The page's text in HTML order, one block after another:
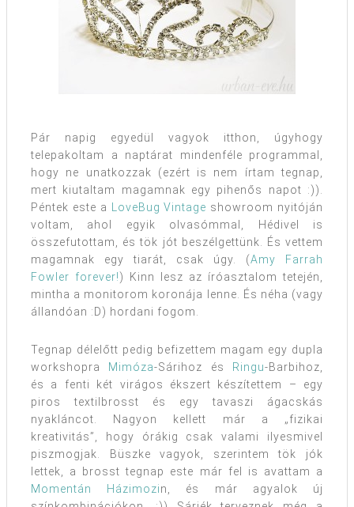
Pár napig egyedül vagyok itthon, úgyhogy
telepakoltam a naptárat mindenféle programmal,
hogy ne unatkozzak (ezért is nem írtam tegnap,
mert kiutaltam magamnak egy pihenős napot :)).
Péntek este a LoveBug Vintage showroom nyitóján
voltam, ahol egyik olvasómmal, Hédivel is
összefutottam, és tök jót beszélgettünk. És vettem
magamnak egy tiarát, csak úgy. (Amy Farrah
Fowler forever!) Kinn lesz az íróasztalom tetején,
mintha a monitorom koronája lenne. És néha (vagy
állandóan :D) hordani fogom.
Tegnap délelőtt pedig befizettem magam egy dupla
workshopra
Mimóza-Sárihoz és Ringu-Barbihoz,
és a fenti két virágos ékszert készítettem – egy
piros textilbrosst és egy tavaszi ágacskás
nyakláncot. Nagyon kellett már a „fizikai
kreativitás”, hogy órákig csak valami ilyesmivel
piszmogjak. Büszke vagyok, szerintem tök jók
lettek, a brosst tegnap este már fel is avattam a
Momentán Házimozin, és már agyalok új